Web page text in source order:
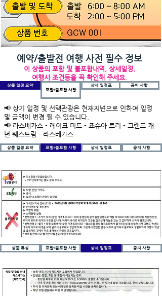
예약/출발전 여행 사전 필수 정보
이 상품의 포함 및 불포함내역, 상세일정,
여행시 조건등을 꼭 확인해 주세요.
상품 일정 요약
포함/불포함 사항
상세 일정표 공지 사항
📢 상기 일정 및 선택관광은 천재지변으로 인하여 일정
및 금액이 변경 될 수 있습니다.
📢 라스베가스 - 레이크 미드 - 죠슈아 트리 - 그랜드 캐
년 웨스트림 - 라스베가스
상품 일정 요약 포함/불포함 사항 상세 일정표 공지 사항
상품 특성 포함/불포함 사항 상세 일정표 공지 사항